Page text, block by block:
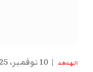
الهدهد 10 نوفمبر، 2025